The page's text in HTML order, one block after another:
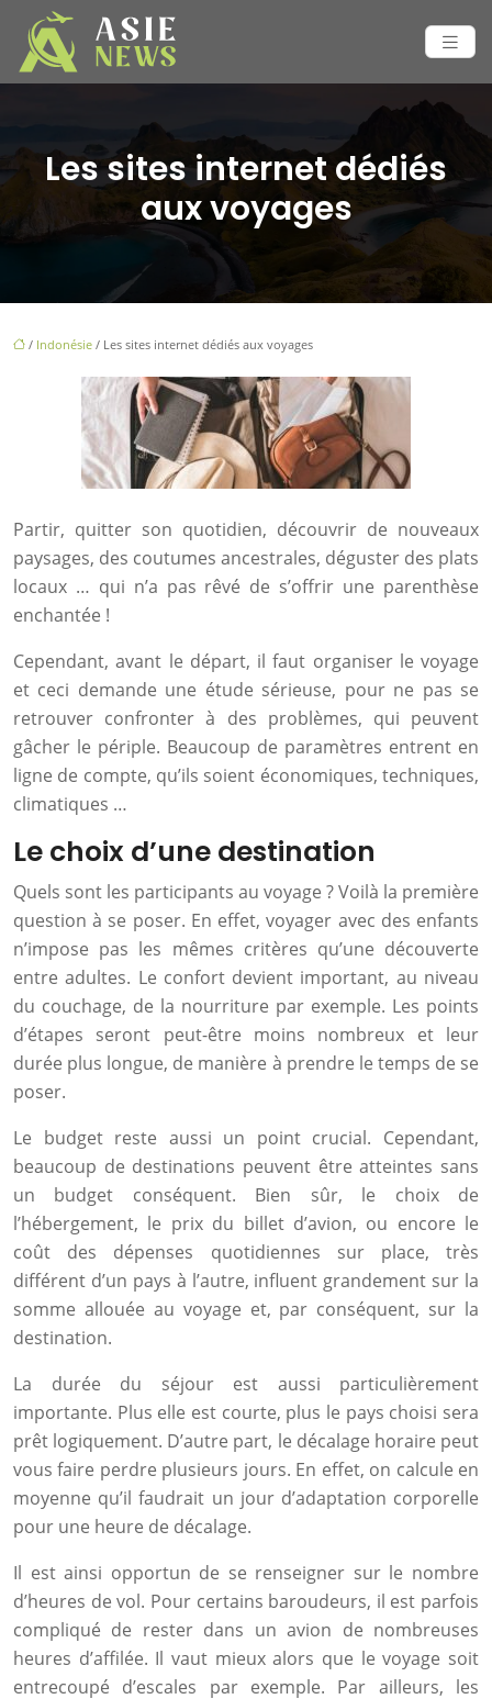
Les sites internet dédiés
aux voyages
/ Indonésie / Les sites internet dédiés aux voyages
Partir, quitter son quotidien, découvrir de nouveaux
paysages, des coutumes ancestrales, déguster des plats
locaux … qui n’a pas rêvé de s’offrir une parenthèse
enchantée !
Cependant, avant le départ, il faut organiser le voyage
et ceci demande une étude sérieuse, pour ne pas se
retrouver confronter à des problèmes, qui peuvent
gâcher le périple. Beaucoup de paramètres entrent en
ligne de compte, qu’ils soient économiques, techniques,
climatiques …
Le choix d’une destination
Quels sont les participants au voyage ? Voilà la première
question à se poser. En effet, voyager avec des enfants
n’impose pas les mêmes critères qu’une découverte
entre adultes. Le confort devient important, au niveau
du couchage, de la nourriture par exemple. Les points
d’étapes seront peut-être moins nombreux et leur
durée plus longue, de manière à prendre le temps de se
poser.
Le budget reste aussi un point crucial. Cependant,
beaucoup de destinations peuvent être atteintes sans
un budget conséquent. Bien sûr, le choix de
l’hébergement, le prix du billet d’avion, ou encore le
coût des dépenses quotidiennes sur place, très
différent d’un pays à l’autre, influent grandement sur la
somme allouée au voyage et, par conséquent, sur la
destination.
La durée du séjour est aussi particulièrement
importante. Plus elle est courte, plus le pays choisi sera
prêt logiquement. D’autre part, le décalage horaire peut
vous faire perdre plusieurs jours. En effet, on calcule en
moyenne qu’il faudrait un jour d’adaptation corporelle
pour une heure de décalage.
Il est ainsi opportun de se renseigner sur le nombre
d’heures de vol. Pour certains baroudeurs, il est parfois
compliqué de rester dans un avion de nombreuses
heures d’affilée. Il vaut mieux alors que le voyage soit
entrecoupé d’escales par exemple. Par ailleurs, les